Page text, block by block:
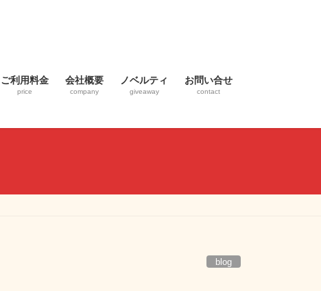
ご利用料金
price
会社概要
company
ノベルティ
giveaway
お問い合せ
contact
blog